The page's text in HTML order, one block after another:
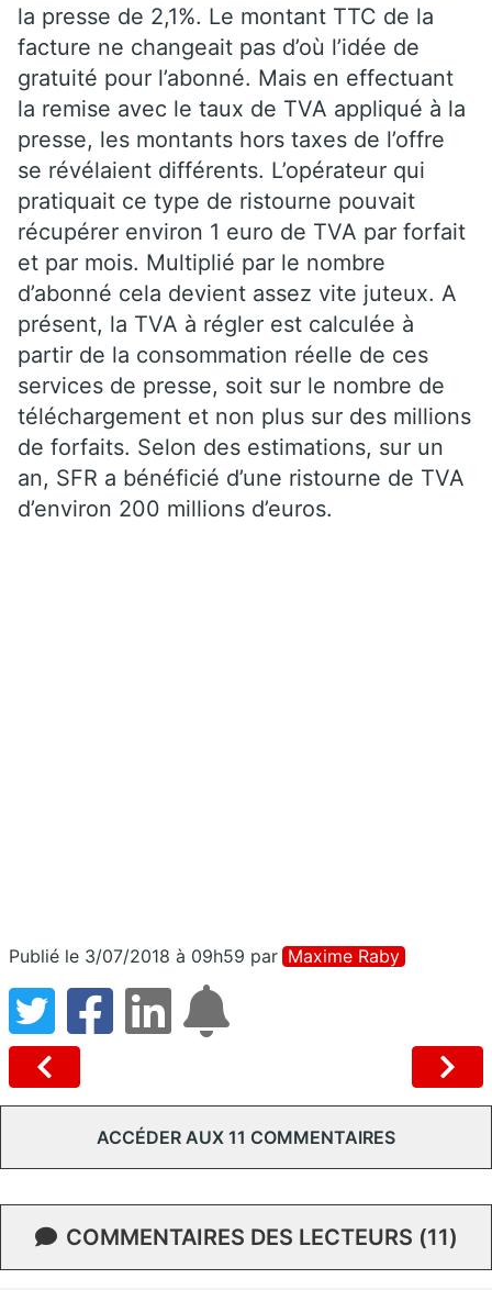
la presse de 2,1%. Le montant TTC de la
facture ne changeait pas d’où l’idée de
gratuité pour l’abonné. Mais en effectuant
la remise avec le taux de TVA appliqué à la
presse, les montants hors taxes de l’offre
se révélaient différents. L’opérateur qui
pratiquait ce type de ristourne pouvait
récupérer environ 1 euro de TVA par forfait
et par mois. Multiplié par le nombre
d’abonné cela devient assez vite juteux. A
présent, la TVA à régler est calculée à
partir de la consommation réelle de ces
services de presse, soit sur le nombre de
téléchargement et non plus sur des millions
de forfaits. Selon des estimations, sur un
an, SFR a bénéficié d’une ristourne de TVA
d’environ 200 millions d’euros.
Publié le 3/07/2018 à 09h59 par Maxime Raby
ACCÉDER AUX 11 COMMENTAIRES
COMMENTAIRES DES LECTEURS (11)